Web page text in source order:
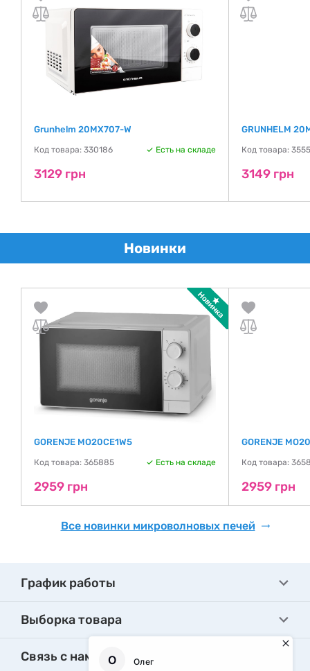
Grunhelm 20MX707-W
Код товара: 330186 Есть на складе
3129 грн
GRUNHELM
Код товара:
3149 грн
Новинки
GORENJE MO20CE1W5
Код товара: 365885 Есть на складе
2959 грн
GORENJE
Код товара:
2959 грн
Все новинки микроволновых печей
График работы
Выборка товара
Связь с нами